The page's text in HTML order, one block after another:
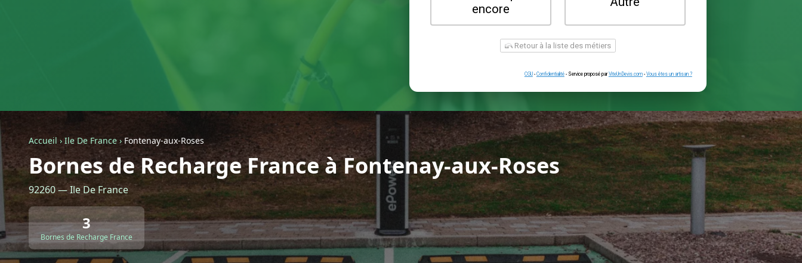
Une prise renforcée
(type greenup)
Je ne sais pas
Retour à la liste des métiers
Confidentialité - Service proposé par ViteUnDevis.com-
Accueil › Ile De France › Fontenay-aux-Roses
Bornes de Recharge France à Fontenay-aux-Roses
92260 — Ile De France
3
Bornes de Recharge France